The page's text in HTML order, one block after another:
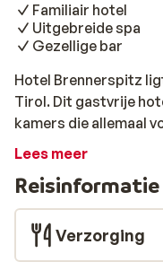
Familiair hotel
Uitgebreide spa
Gezellige bar
Hotel Brennerspitz
Tirol. Dit gastvrije
kamers die allemaal
uitzicht op het
de skibus die je hier
meter van het hotel.
Brennerspitz kun je
ontworpen
Lees meer
Reisinformatie
Verzorging